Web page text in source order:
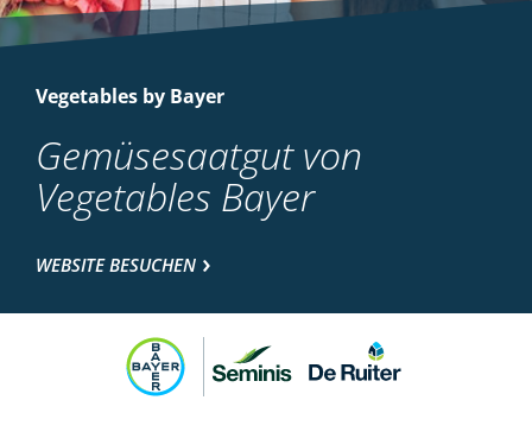
Vegetables by Bayer
Gemüsesaatgut von
Vegetables Bayer
WEBSITE BESUCHEN